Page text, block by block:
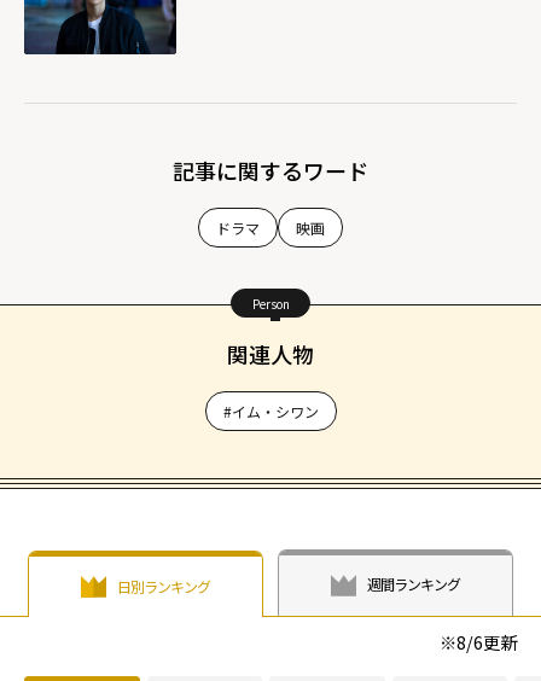
記事に関するワード
ドラマ 映画
Person
関連人物
#イム・シワン
日別ランキング 週間ランキング
※8/6更新